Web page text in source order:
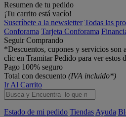
Resumen de tu pedido
¡Tu carrito está vacío!
Suscríbete a la newsletter Todas las
Conforama Tarjeta Conforama
Seguir Comprando
*Descuentos, cupones y servicios son
clic en Tramitar Pedido para ver estos
Pago 100% seguro
Total con descuento (IVA incluido*)
Ir Al Carrito
Estado de mi pedido Tiendas Ayuda